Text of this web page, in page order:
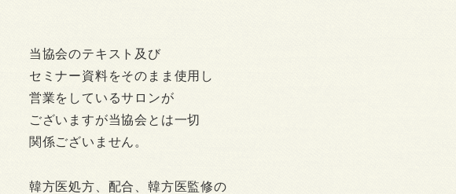
当協会のテキスト及び
セミナー資料をそのまま使用し
営業をしているサロンが
ございますが当協会とは一切
関係ございません。
韓方医処方、配合、韓方医監修の